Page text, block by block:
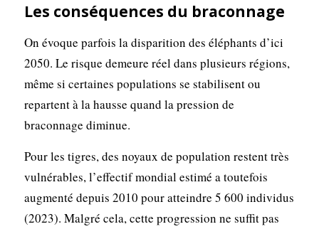
Les conséquences du braconnage
On évoque parfois la disparition des éléphants d’ici
2050. Le risque demeure réel dans plusieurs régions,
même si certaines populations se stabilisent ou
repartent à la hausse quand la pression de
braconnage diminue.
Pour les tigres, des noyaux de population restent très
vulnérables, l’effectif mondial estimé a toutefois
augmenté depuis 2010 pour atteindre 5 600 individus
(2023). Malgré cela, cette progression ne suffit pas